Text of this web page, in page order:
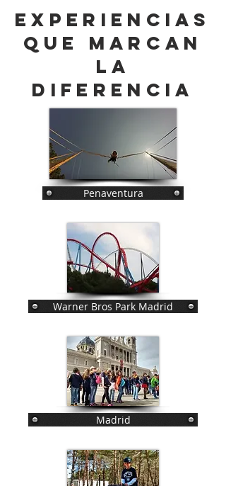
Experiencias
que marcan
la
diferencia
Penaventura
Warner Bros Park Madrid
Madrid